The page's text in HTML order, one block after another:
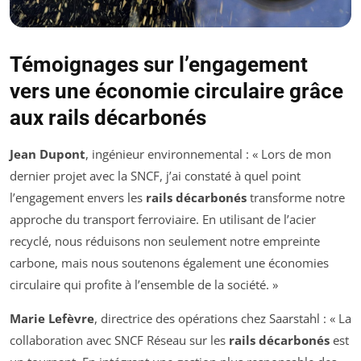
Témoignages sur l’engagement
vers une économie circulaire grâce
aux rails décarbonés
Jean Dupont, ingénieur environnemental : « Lors de mon
dernier projet avec la SNCF, j’ai constaté à quel point
l’engagement envers les rails décarbonés transforme notre
approche du transport ferroviaire. En utilisant de l’acier
recyclé, nous réduisons non seulement notre empreinte
carbone, mais nous soutenons également une économies
circulaire qui profite à l’ensemble de la société. »
Marie Lefèvre, directrice des opérations chez Saarstahl : « La
collaboration avec SNCF Réseau sur les rails décarbonés est